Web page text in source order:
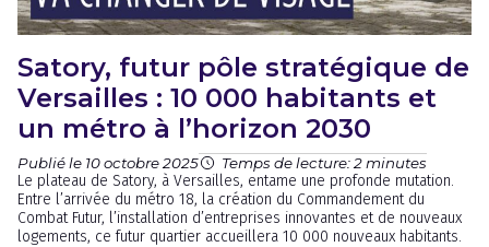
Satory, futur pôle stratégique de
Versailles : 10 000 habitants et
un métro à l’horizon 2030
Publié le 10 octobre 2025 Temps de lecture: 2 minutes
Le plateau de Satory, à Versailles, entame une profonde mutation.
Entre l’arrivée du métro 18, la création du Commandement du
Combat Futur, l’installation d’entreprises innovantes et de nouveaux
logements, ce futur quartier accueillera 10 000 nouveaux habitants.